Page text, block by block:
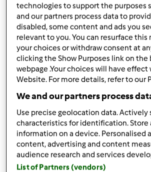
Ingredientes
Queijada de leite XL
gramaleite
300gramaaçúcar
270gramafarinha
210gramamanteiga
6ovos
1pau de canela
technologies to support the purposes
and our partners process data to
disabled, some content and ads you
relevant to you. You can resurface this
your choices or withdraw consent at
clicking the Show Purposes link on
webpage .Your choices will have
Website. For more details, refer to our
We and our partners process
Use precise geolocation data. Actively
characteristics for identification. Store
information on a device. Personalised
content, advertising and content
audience research and services
List of Partners (vendors)